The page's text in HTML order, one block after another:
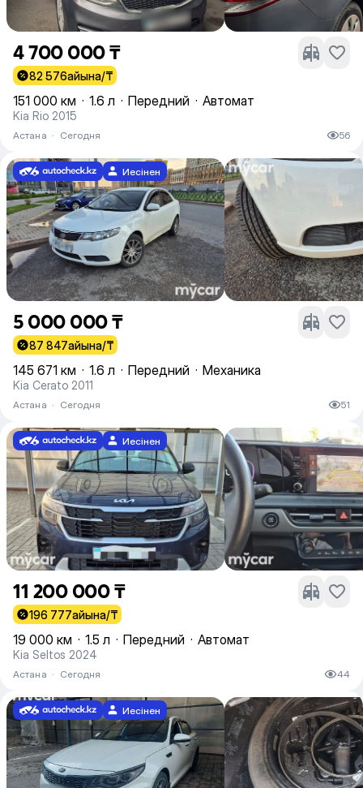
4 700 000 ₸
82 576айына/₸
151 000 км · 1.6 л · Передний · Автомат
Kia Rio 2015
Астана · Сегодня 56
Иесінен
5 000 000 ₸
87 847айына/₸
145 671 км · 1.6 л · Передний · Механика
Kia Cerato 2011
Астана · Сегодня 51
Иесінен
11 200 000 ₸
196 777айына/₸
19 000 км · 1.5 л · Передний · Автомат
Kia Seltos 2024
Астана · Сегодня 44
Иесінен